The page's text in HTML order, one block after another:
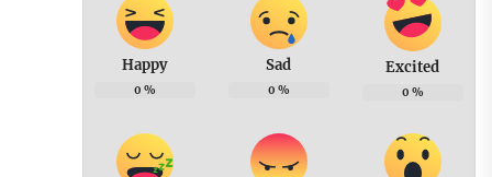
Happy
0 %
Sad
0 %
Excited
0 %